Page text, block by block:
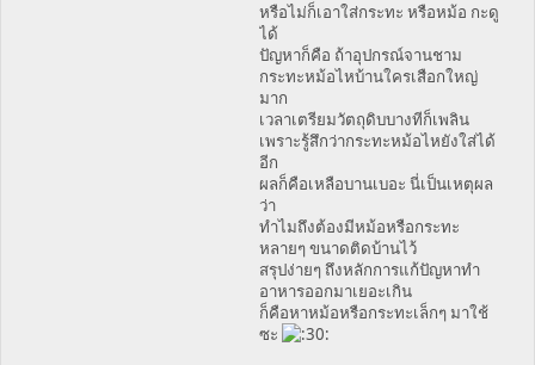
หรือไม่ก็เอาใส่กระทะ หรือหม้อ กะดู
ได้
ปัญหาก็คือ ถ้าอุปกรณ์จานชาม
กระทะหม้อไหบ้านใครเสือกใหญ่
มาก
เวลาเตรียมวัตถุดิบบางทีก็เพลิน
เพราะรู้สึกว่ากระทะหม้อไหยังใส่ได้
อีก
ผลก็คือเหลือบานเบอะ นี่เป็นเหตุผล
ว่า
ทำไมถึงต้องมีหม้อหรือกระทะ
หลายๆ ขนาดติดบ้านไว้
สรุปง่ายๆ ถึงหลักการแก้ปัญหาทำ
อาหารออกมาเยอะเกิน
ก็คือหาหม้อหรือกระทะเล็กๆ มาใช้
ซะ